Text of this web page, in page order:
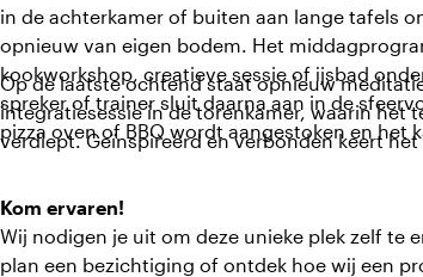
in de achterkamer of buiten aan lange tafels
opnieuw van eigen bodem. Het
kookworkshop, creatieve sessie of ijsbad
spreker of trainer sluit daarna aan in de
pizza oven of BBQ wordt aangestoken en
Op de laatste ochtend staat opnieuw
integratiesessie in de torenkamer, waarin
verdiept. Geïnspireerd en verbonden keert
Kom ervaren!
Wij nodigen je uit om deze unieke plek zelf te
plan een bezichtiging of ontdek hoe wij een